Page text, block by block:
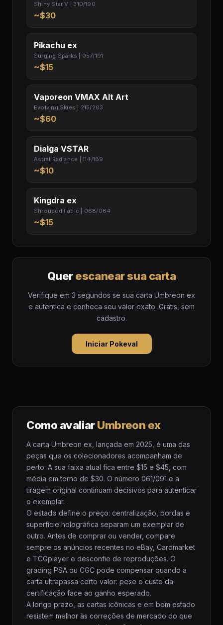
Shiny Star V | 310/190
~$30
Pikachu ex
Surging Sparks | 057/191
~$15
Vaporeon VMAX Alt Art
Evolving Skies | 215/203
~$60
Dialga VSTAR
Astral Radiance | 114/189
~$10
Kingdra ex
Shrouded Fable | 068/064
~$15
Querescanear sua carta
Verifique em 3 segundos se sua carta Umbreon ex
e autentica e conheca seu valor exato. Gratis, sem
cadastro.
Iniciar Pokeval
Como avaliarUmbreon ex
A carta Umbreon ex, lançada em 2025, é uma das
peças que os colecionadores acompanham de
perto. A sua faixa atual fica entre $15 e $45, com
média em torno de $30. O número 061/091 e a
tiragem original continuam decisivos para autenticar
o exemplar.
O estado define o preço: centralização, bordas e
superfície holográfica separam um exemplar de
outro. Antes de comprar ou vender, compare
sempre os anúncios recentes no eBay, Cardmarket
e TCGplayer e desconfie de reproduções. O
grading PSA ou CGC pode compensar quando a
carta ultrapassa certo valor: pese o custo da
certificação face ao ganho esperado.
A longo prazo, as cartas icônicas e em bom estado
resistem melhor às correções de mercado do que